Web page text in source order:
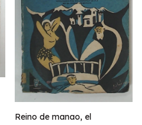
Reino de manao, el